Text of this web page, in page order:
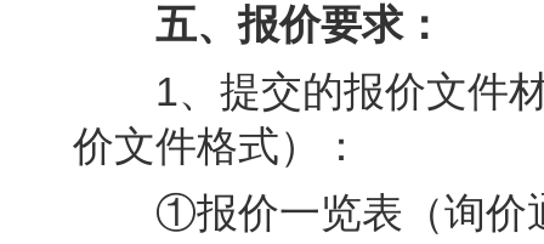
五、报价要求：
1、提交的报价文件材
价文件格式）：
①报价一览表（询价